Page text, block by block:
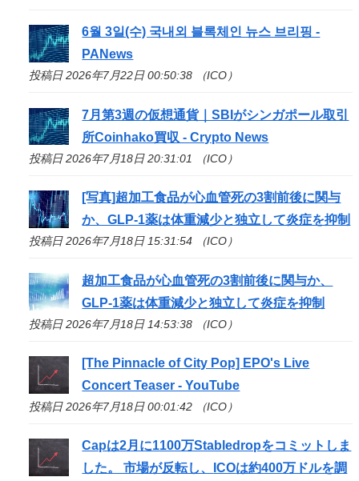
6월 3일(수) 국내외 블록체인 뉴스 브리핑 -
PANews
投稿日 2026年7月22日 00:50:38 （ICO）
7月第3週の仮想通貨｜SBIがシンガポール取引
所Coinhako買収 - Crypto News
投稿日 2026年7月18日 20:31:01 （ICO）
[写真]超加工食品が心血管死の3割前後に関与
か、GLP-1薬は体重減少と独立して炎症を抑制
投稿日 2026年7月18日 15:31:54 （ICO）
超加工食品が心血管死の3割前後に関与か、
GLP-1薬は体重減少と独立して炎症を抑制
投稿日 2026年7月18日 14:53:38 （ICO）
[The Pinnacle of City Pop] EPO's Live
Concert Teaser - YouTube
投稿日 2026年7月18日 00:01:42 （ICO）
Capは2月に1100万Stabledropをコミットしま
した。 市場が反転し、
ICOは約400万ドルを調